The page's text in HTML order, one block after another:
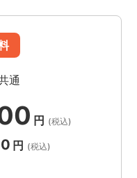
通
円 (税込)
円 (税込)